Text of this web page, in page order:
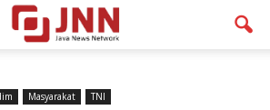
Masyarakat TNI